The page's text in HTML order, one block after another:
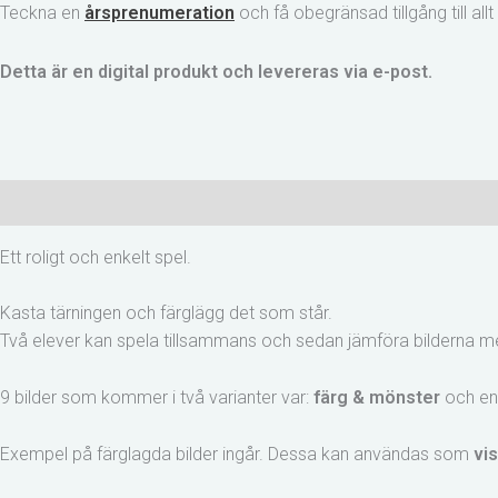
mängd
Teckna en årsprenumeration och få obegränsad tillgång till
Detta är en digital produkt och levereras via e-post.
Ett roligt och enkelt spel.
Kasta tärningen och färglägg det som står.
Två elever kan spela tillsammans och sedan jämföra bilderna
9 bilder som kommer i två varianter var: färg & mönster och
Exempel på färglagda bilder ingår. Dessa kan användas som